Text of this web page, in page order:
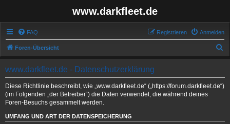
www.darkfleet.de
FAQ Anmelden
Registrieren
Foren-Übersicht
u
www.darkfleet.de - Datenschutzerklärung
Diese Richtlinie beschreibt, wie „www.darkfleet.de“ („https://forum.darkfleet.de“)
(im Folgenden „der Betreiber“) die Daten verwendet, die während deines
Foren-Besuchs gesammelt werden.
UMFANG UND ART DER DATENSPEICHERUNG